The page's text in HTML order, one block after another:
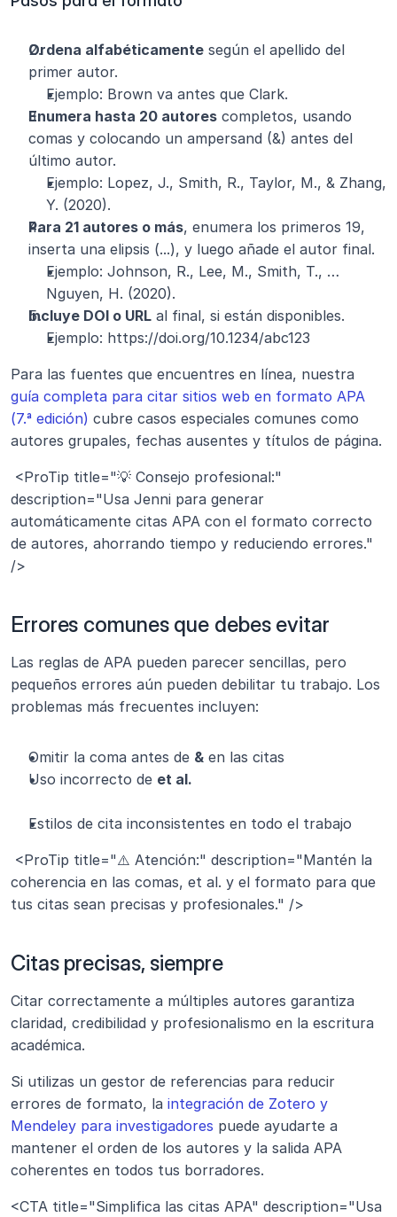
Ordena alfabéticamente según el apellido del
primer autor.
Ejemplo: Brown va antes que Clark.
Enumera hasta 20 autores completos, usando
comas y colocando un ampersand (&) antes del
último autor.
Ejemplo: Lopez, J., Smith, R., Taylor, M., & Zhang,
Y. (2020).
Para 21 autores o más, enumera los primeros 19,
inserta una elipsis (...), y luego añade el autor final.
Ejemplo: Johnson, R., Lee, M., Smith, T., …
Nguyen, H. (2020).
Incluye DOI o URL al final, si están disponibles.
Ejemplo: https://doi.org/10.1234/abc123
guía completa para citar sitios web en formato APA
(7.ª edición) cubre casos especiales comunes como
autores grupales, fechas ausentes y títulos de página.
<ProTip title="💡 Consejo profesional:"
description="Usa Jenni para generar
automáticamente citas APA con el formato correcto
de autores, ahorrando tiempo y reduciendo errores."
/>
Errores comunes que debes evitar
Las reglas de APA pueden parecer sencillas, pero
pequeños errores aún pueden debilitar tu trabajo. Los
problemas más frecuentes incluyen:
Omitir la coma antes de & en las citas
Uso incorrecto de et al.
Estilos de cita inconsistentes en todo el trabajo
<ProTip title="⚠️ Atención:" description="Mantén la
coherencia en las comas, et al. y el formato para que
tus citas sean precisas y profesionales." />
Citas precisas, siempre
Citar correctamente a múltiples autores garantiza
claridad, credibilidad y profesionalismo en la escritura
académica.
Si utilizas un gestor de referencias para reducir
errores de formato, la integración de Zotero y
Mendeley para investigadores puede ayudarte a
mantener el orden de los autores y la salida APA
coherentes en todos tus borradores.
<CTA title="Simplifica las citas APA" description="Usa